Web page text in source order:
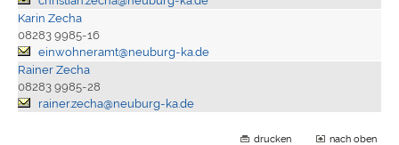
Karin Zecha
08283 9985-16
einwohneramt@neuburg-ka.de
Rainer Zecha
08283 9985-28
rainer.zecha@neuburg-ka.de
drucken nach oben